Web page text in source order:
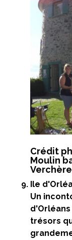
Crédit
Moulin
Ile
Un
trésors